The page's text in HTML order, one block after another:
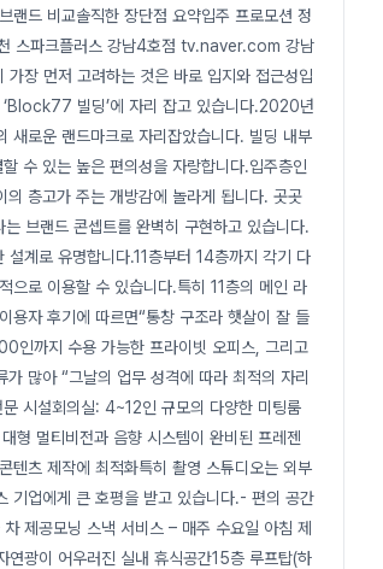
랜드 비교솔직한 장단점 요약입주 프로모션 정
스파크플러스 강남4호점 tv.naver.com 강남
장 먼저 고려하는 것은 바로 입지와 접근성입
빌딩’에 자리 잡고 있습니다.2020년
새로운 랜드마크로 자리잡았습니다. 빌딩 내부
수 있는 높은 편의성을 자랑합니다.입주층인
층고가 주는 개방감에 놀라게 됩니다. 곳곳
브랜드 콘셉트를 완벽히 구현하고 있습니다.
계로 유명합니다.11층부터 14층까지 각기 다
으로 이용할 수 있습니다.특히 11층의 메인 라
용자 후기에 따르면“통창 구조라 햇살이 잘 들
인까지 수용 가능한 프라이빗 오피스, 그리고
많아 “그날의 업무 성격에 따라 최적의 자리
시설회의실: 4~12인 규모의 다양한 미팅룸
형 멀티비전과 음향 시스템이 완비된 프레젠
텐츠 제작에 최적화특히 촬영 스튜디오는 외부
기업에게 큰 호평을 받고 있습니다.- 편의 공간
제공모닝 스낵 서비스 – 매주 수요일 아침 제
광이 어우러진 실내 휴식공간15층 루프탑(하